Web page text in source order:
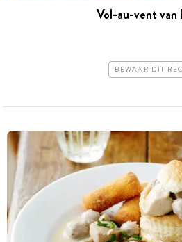
Vol-au-vent
BEWAAR DIT